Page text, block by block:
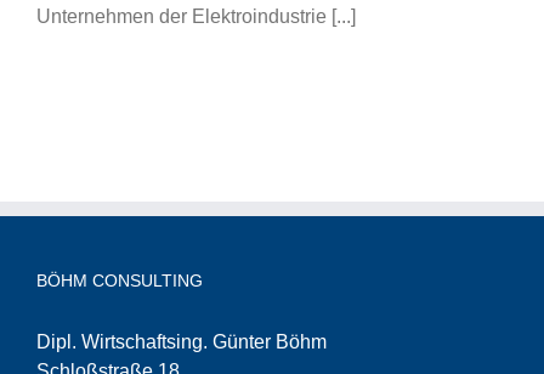
Unternehmen der Elektroindustrie [...]
BÖHM CONSULTING
Dipl. Wirtschaftsing. Günter Böhm